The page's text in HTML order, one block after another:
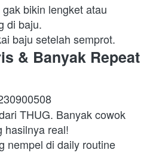
bikin lengket atau
di baju.
baju setelah semprot.
& Banyak Repeat
THUG. Banyak cowok
hasilnya real!
nempel di daily routine